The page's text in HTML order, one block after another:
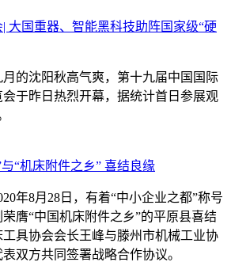
大国重器、智能黑科技助阵国家级“硬
的沈阳秋高气爽，第十九届中国国际
于昨日热烈开幕，据统计首日参展观
“机床附件之乡” 喜结良缘
年8月28日，有着“中小企业之都”称号
膺“中国机床附件之乡”的平原县喜结
工具协会会长王峰与滕州市机械工业协
双方共同签署战略合作协议。